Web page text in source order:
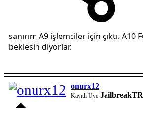
sanırım A9 işlemciler için çıktı. A10
beklesin diyorlar.
onurx12
Kayıtlı Üye JailbreakTR